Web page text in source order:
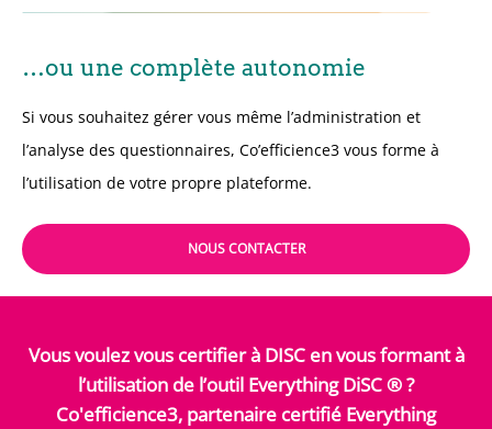
…ou une complète autonomie
Si vous souhaitez gérer vous même l’administration et
l’analyse des questionnaires, Co’efficience3 vous forme à
l’utilisation de votre propre plateforme.
NOUS CONTACTER
Vous voulez vous certifier à DISC en vous formant à
l’utilisation de l’outil Everything DiSC ® ?
Co'efficience3, partenaire certifié Everything